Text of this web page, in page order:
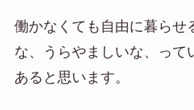
働かなくても自由に暮らせ
な、うらやましいな、って
あると思います。